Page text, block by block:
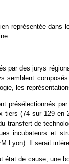
représentée dans
par des jurys
les
présélectionnés
(74 sur 129
transfert de
incubateurs et
Lyon). Il serait
état de cause, une